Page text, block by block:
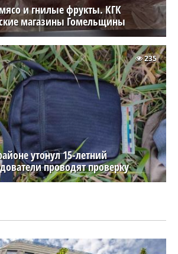
и гнилые фрукты. КГК
магазины Гомельщины
утонул 15-летний
проводят проверку
235